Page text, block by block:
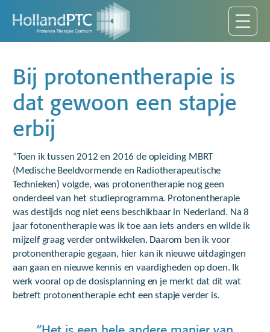
Bij protonentherapie is
dat gewoon een stapje
erbij
”Toen ik tussen 2012 en 2016 de opleiding MBRT
(Medische Beeldvormende en Radiotherapeutische
Technieken) volgde, was protonentherapie nog geen
onderdeel van het studieprogramma. Protonentherapie
was destijds nog niet eens beschikbaar in Nederland. Na 8
jaar fotonentherapie was ik toe aan iets anders en wilde ik
mijzelf graag verder ontwikkelen. Daarom ben ik voor
protonentherapie gegaan, hier kan ik nieuwe uitdagingen
aan gaan en nieuwe kennis en vaardigheden op doen. Ik
werk vooral op de dosisplanning en je merkt dat dit wat
betreft protonentherapie echt een stapje verder is.
”Het is een hele andere manier van